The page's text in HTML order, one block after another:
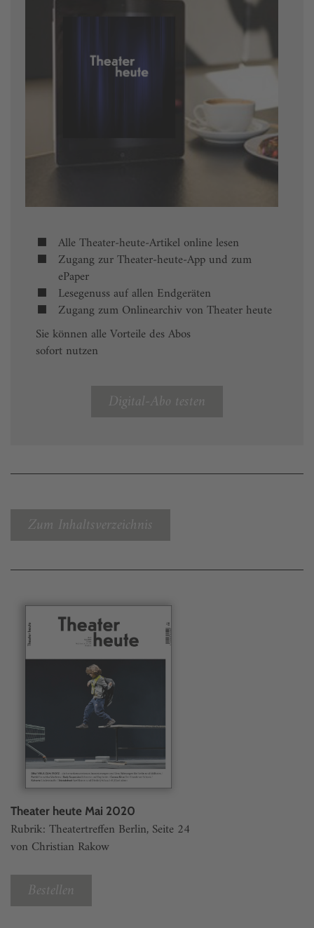
Alle Theater-heute-Artikel online lesen
Zugang zur Theater-heute-App und zum
ePaper
Lesegenuss auf allen Endgeräten
Zugang zum Onlinearchiv von Theater heute
Sie können alle Vorteile des Abos
sofort nutzen
Digital-Abo testen
Zum Inhaltsverzeichnis
Theater heute Mai 2020
Rubrik: Theatertreffen Berlin, Seite 24
von Christian Rakow
Bestellen